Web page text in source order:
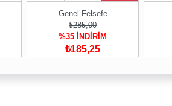
Genel Felsefe
₺285,00
%35 İNDİRİM
₺185,25